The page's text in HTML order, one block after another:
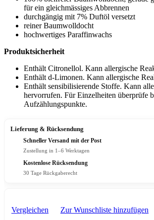
für ein gleichmässiges Abbrennen
durchgängig mit 7% Duftöl versetzt
reiner Baumwolldocht
hochwertiges Paraffinwachs
Produktsicherheit
Enthält Citronellol. Kann allergische
Enthält d-Limonen. Kann allergische
Enthält sensibilisierende Stoffe. Kann
hervorrufen. Für Einzelheiten überprüfe
Aufzählungspunkte.
Lieferung & Rücksendung
Schneller Versand mit der Post
Zustellung in 1–6 Werktagen
Kostenlose Rücksendung
30 Tage Rückgaberecht
Vergleichen Zur Wunschliste hinzufügen